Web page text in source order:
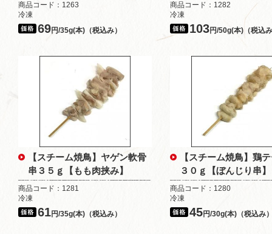
商品コード：1263
冷凍
69円/35g(本)（税込み）
商品コード：1282
冷凍
103円/50g(本)（税込
【スチーム焼鳥】ヤゲン軟骨
串３５ｇ【もも肉挟み】
商品コード：1281
冷凍
61円/35g(本)（税込み）
【スチーム焼鳥】鶏
３０ｇ【ぼんじり串】
商品コード：1280
冷凍
45円/30g(本)（税込み